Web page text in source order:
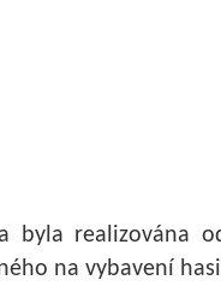
byla realizována
na vybavení